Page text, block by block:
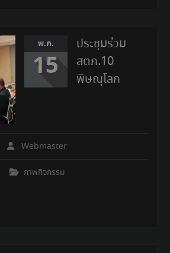
พ.ค.
15
ประชุมร่วม
สตภ.10
พิษณุโลก
Webmaster
ภาพกิจกรรม